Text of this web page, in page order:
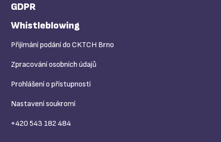
GDPR
Whistleblowing
Přijímání podání do CKTCH Brno
Zpracování osobních údajů
Prohlášení o přístupnosti
Nastavení soukromí
+420 543 182 484